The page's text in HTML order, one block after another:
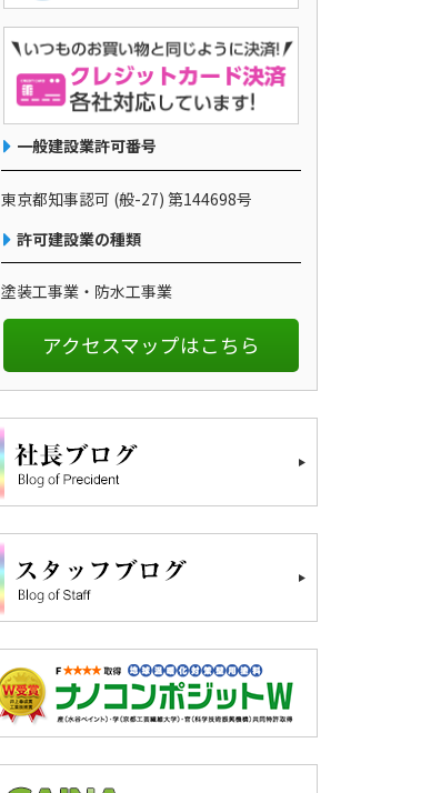
一般建設業許可番号
東京都知事認可 (般-27) 第144698号
許可建設業の種類
塗装工事業・防水工事業
アクセスマップはこちら